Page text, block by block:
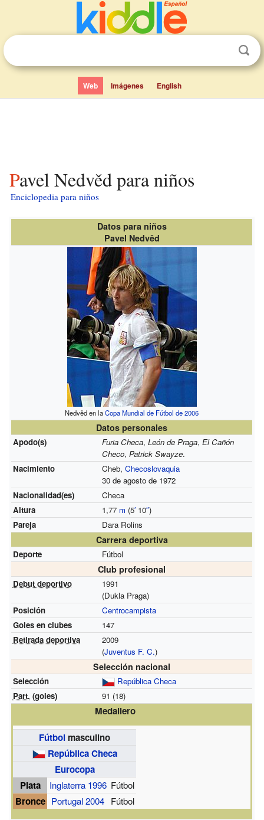
Web Imágenes English
Pavel Nedvěd para niños
Enciclopedia para niños
Datos para niños
Pavel Nedvěd
Nedvěd en laCopa Mundial de Fútbol de 2006
Datos personales
Apodo(s) Furia Checa, León de Praga, El Cañón
Checo, Patrick Swayze.
Nacimiento
Cheb, Checoslovaquia
30 de agosto de 1972
Nacionalidad(es)
Checa
Altura
1,77 m (5′10″)
Pareja
Dara Rolins
Carrera deportiva
Deporte Fútbol
Club profesional
Debut deportivo
1991
(Dukla Praga)
Posición
Centrocampista
Goles en clubes
147
Retirada deportiva
2009
(Juventus F. C.)
Selección nacional
Selección
República Checa
Part. (goles) 91 (18)
Medallero
Fútbol masculino
República Checa
Eurocopa
Plata
Inglaterra 1996 Fútbol
Bronce Portugal 2004 Fútbol